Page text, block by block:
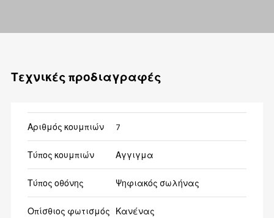
Τεχνικές προδιαγραφές
Αριθμός κουμπιών 7
Τύπος κουμπιών Αγγιγμα
Τύπος οθόνης Ψηφιακός σωλήνας
Οπίσθιος φωτισμός Κανένας